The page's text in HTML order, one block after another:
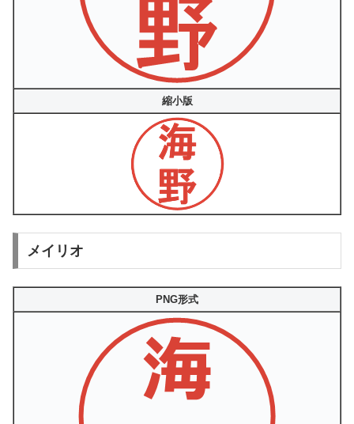
縮小版
メイリオ
PNG形式